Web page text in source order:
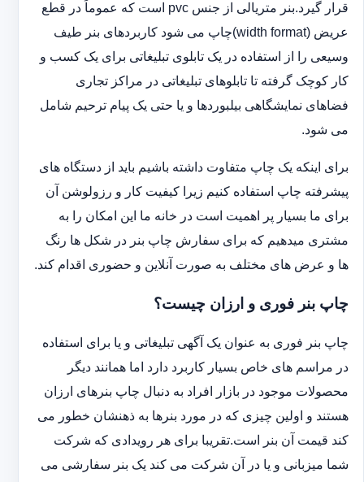
قرار گیرد.بنر متریالی از جنس pvc است که عموماً در قطع
عریض (width format)چاپ می شود کاربردهای بنر طیف
وسیعی را از استفاده در یک تابلوی تبلیغاتی برای یک کسب و
کار کوچک گرفته تا تابلوهای تبلیغاتی در مراکز تجاری
فضاهای نمایشگاهی بیلبوردها و یا حتی یک پیام ترحیم شامل
می شود.
برای اینکه یک چاپ متفاوت داشته باشیم باید از دستگاه های
پیشرفته چاپ استفاده کنیم زیرا کیفیت کار و رزولوشن آن
برای ما بسیار پر اهمیت است در خانه ما این امکان را به
مشتری میدهیم که برای سفارش چاپ بنر در شکل ها رنگ
ها و عرض های مختلف به صورت آنلاین و حضوری اقدام کند.
چاپ بنر فوری و ارزان چیست؟
چاپ بنر فوری به عنوان یک آگهی تبلیغاتی و یا برای استفاده
در مراسم های خاص بسیار کاربرد دارد اما همانند دیگر
محصولات موجود در بازار افراد به دنبال چاپ بنرهای ارزان
هستند و اولین چیزی که در مورد بنرها به ذهنشان خطور می
کند قیمت آن بنر است.تقریبا برای هر رویدادی که شرکت
شما میزبانی و یا در آن شرکت می کند یک بنر سفارشی می